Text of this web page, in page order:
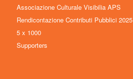
Associazione Culturale Visibilia APS
Rendicontazione Contributi Pubblici 2025
5 x 1000
Supporters